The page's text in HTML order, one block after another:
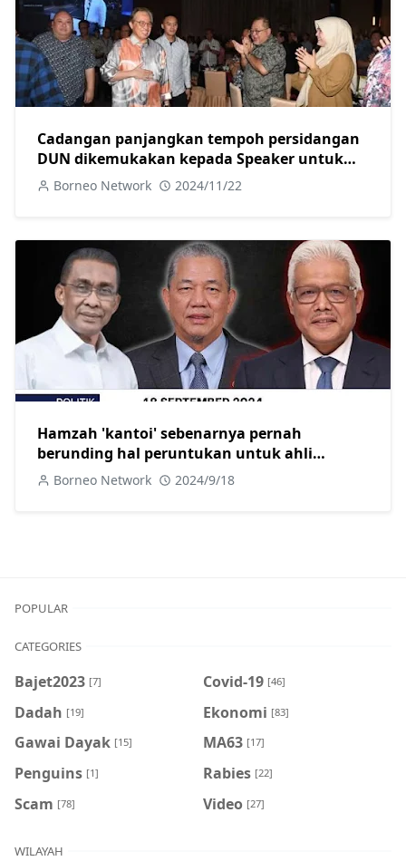
Cadangan panjangkan tempoh persidangan
DUN dikemukakan kepada Speaker untuk
diteliti-Abang Johari
Borneo Network 2024/11/22
Hamzah 'kantoi' sebenarnya pernah
berunding hal peruntukan untuk ahli
parlimen pembangkang
Borneo Network 2024/9/18
POPULAR
CATEGORIES
Bajet2023 [7] Covid-19 [46]
Dadah [19] Ekonomi [83]
Gawai Dayak [15] MA63 [17]
Penguins [1] Rabies [22]
Scam [78] Video [27]
WILAYAH